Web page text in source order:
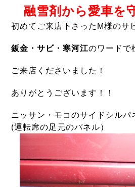
融雪剤から愛車を
初めてご来店下さったM様のサ
鈑金・サビ・寒河江のワードで
ご来店くださいました！
ありがとうございます！！
ニッサン・モコのサイドシルパ
(運転席の足元のパネル）